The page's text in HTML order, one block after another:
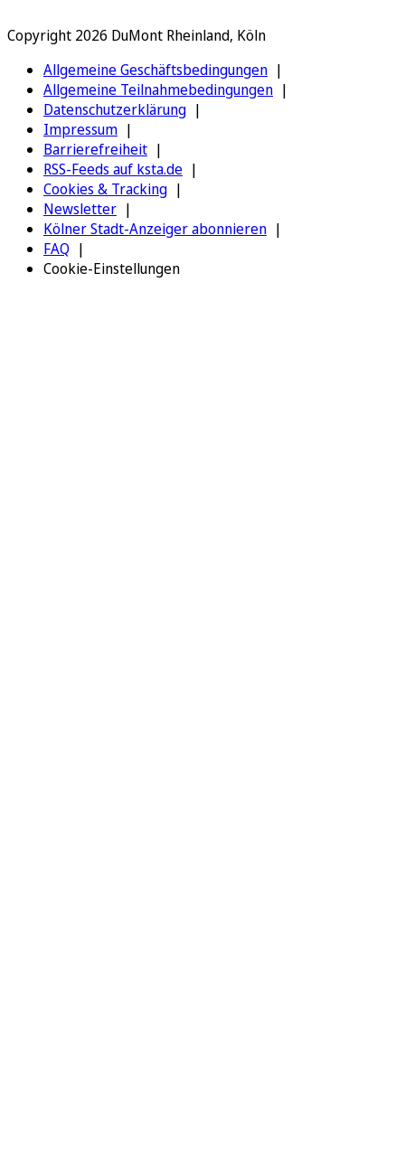
Copyright 2026 DuMont Rheinland, Köln
Allgemeine Geschäftsbedingungen
Allgemeine Teilnahmebedingungen
Datenschutzerklärung
Impressum
Barrierefreiheit
RSS-Feeds auf ksta.de
Cookies & Tracking
Newsletter
Kölner Stadt-Anzeiger abonnieren
FAQ
Cookie-Einstellungen